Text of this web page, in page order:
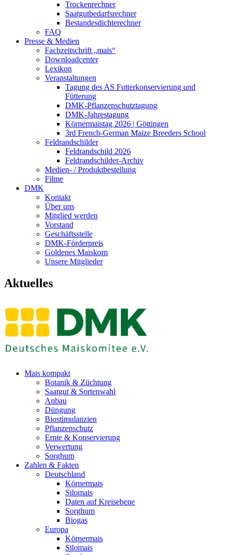
Trockenrechner
Saatgutbedarfsrechner
Bestandesdichterechner
FAQ
Presse & Medien
Fachzeitschrift „mais“
Downloadcenter
Lexikon
Veranstaltungen
Tagung des AS Futterkonservierung und
Fütterung
DMK-Pflanzenschutztagung
DMK-Jahrestagung
Körnermaistag 2026 | Göttingen
3rd French-German Maize Breeders School
Feldrandschilder
Feldrandschild 2026
Feldrandschilder-Archiv
Medien- / Produktbestellung
Filme
DMK
Kontakt
Über uns
Mitglied werden
Vorstand
Geschäftsstelle
DMK-Förderpreis
Goldenes Maiskorn
Unsere Mitglieder
Aktuelles
Mais kompakt
Botanik & Züchtung
Saatgut & Sortenwahl
Anbau
Düngung
Biostimulanzien
Pflanzenschutz
Ernte & Konservierung
Verwertung
Sorghum
Zahlen & Fakten
Deutschland
Körnermais
Silomais
Daten auf Kreisebene
Sorghum
Biogas
Europa
Körnermais
Silomais